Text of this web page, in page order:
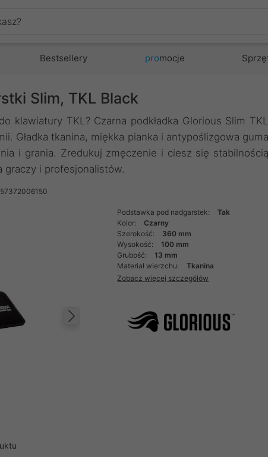
Bestsellery promocje
Slim, TKL Black
klawiatury TKL? Czarna podkładka Glorious Slim TKL
Gładka tkanina, miękka pianka i antypoślizgowa guma
i grania. Zredukuj zmęczenie i ciesz się stabilnością
graczy i profesjonalistów.
Następny
Podstawka pod nadgarstek:
Tak
Kolor:
Czarny
Szerokość:
360 mm
Wysokość:
100 mm
Grubość:
13 mm
Materiał wierzchu:
Tkanina
Zobacz więcej szczegółów